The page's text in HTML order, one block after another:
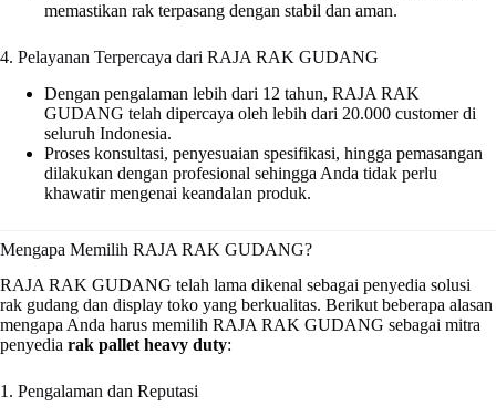
memastikan rak terpasang dengan stabil dan aman.
4. Pelayanan Terpercaya dari RAJA RAK GUDANG
Dengan pengalaman lebih dari 12 tahun, RAJA RAK
GUDANG telah dipercaya oleh lebih dari 20.000 customer di
seluruh Indonesia.
Proses konsultasi, penyesuaian spesifikasi, hingga pemasangan
dilakukan dengan profesional sehingga Anda tidak perlu
khawatir mengenai keandalan produk.
Mengapa Memilih RAJA RAK GUDANG?
RAJA RAK GUDANG telah lama dikenal sebagai penyedia solusi
rak gudang dan display toko yang berkualitas. Berikut beberapa alasan
mengapa Anda harus memilih RAJA RAK GUDANG sebagai mitra
penyedia rak pallet heavy duty:
1. Pengalaman dan Reputasi